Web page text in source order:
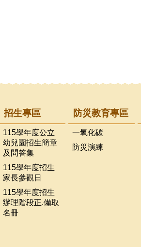
招生專區
115學年度公立
幼兒園招生簡章
及問答集
115學年度招生
家長參觀日
115學年度招生
辦理階段正.備取
名冊
防災教育專區
一氧化碳
防災演練